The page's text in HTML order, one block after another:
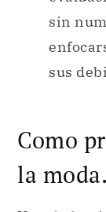
Como
la moda.
sobre
de lamoda.